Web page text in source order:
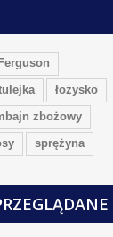
łożysko
zbożowy
sprężyna